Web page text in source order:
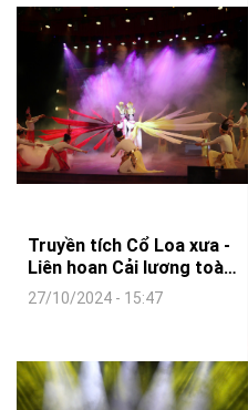
Truyền tích Cổ Loa xưa -
Liên hoan Cải lương toàn
quốc -2024 Công ty
TNHH TCSK và ĐTNK
27/10/2024 - 15:47